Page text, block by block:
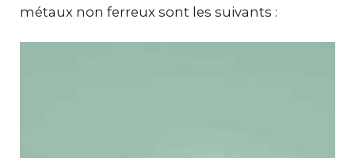
métaux non ferreux sont les suivants :